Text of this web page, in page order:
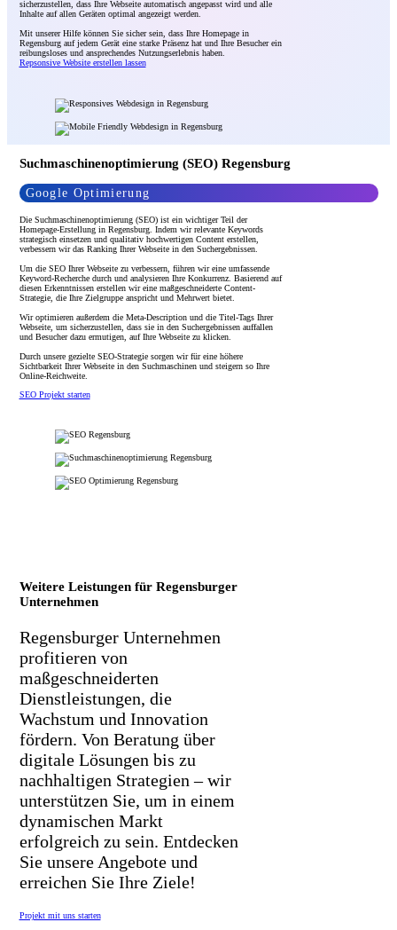
sicherzustellen, dass Ihre Webseite automatisch angepasst wird und alle
Inhalte auf allen Geräten optimal angezeigt werden.
Mit unserer Hilfe können Sie sicher sein, dass Ihre Homepage in
Regensburg auf jedem Gerät eine starke Präsenz hat und Ihre Besucher ein
reibungsloses und ansprechendes Nutzungserlebnis haben.
Repsonsive Website erstellen lassen
Suchmaschinenoptimierung (SEO) Regensburg
Google Optimierung
Die Suchmaschinenoptimierung (SEO) ist ein wichtiger Teil der
Homepage-Erstellung in Regensburg. Indem wir relevante Keywords
strategisch einsetzen und qualitativ hochwertigen Content erstellen,
verbessern wir das Ranking Ihrer Webseite in den Suchergebnissen.
Um die SEO Ihrer Webseite zu verbessern, führen wir eine umfassende
Keyword-Recherche durch und analysieren Ihre Konkurrenz. Basierend auf
diesen Erkenntnissen erstellen wir eine maßgeschneiderte Content-
Strategie, die Ihre Zielgruppe anspricht und Mehrwert bietet.
Wir optimieren außerdem die Meta-Description und die Titel-Tags Ihrer
Webseite, um sicherzustellen, dass sie in den Suchergebnissen auffallen
und Besucher dazu ermutigen, auf Ihre Webseite zu klicken.
Durch unsere gezielte SEO-Strategie sorgen wir für eine höhere
Sichtbarkeit Ihrer Webseite in den Suchmaschinen und steigern so Ihre
Online-Reichweite.
SEO Projekt starten
Weitere Leistungen für Regensburger
Unternehmen
Regensburger Unternehmen
profitieren von
maßgeschneiderten
Dienstleistungen, die
Wachstum und Innovation
fördern. Von Beratung über
digitale Lösungen bis zu
nachhaltigen Strategien – wir
unterstützen Sie, um in einem
dynamischen Markt
erfolgreich zu sein. Entdecken
Sie unsere Angebote und
erreichen Sie Ihre Ziele!
Projekt mit uns starten